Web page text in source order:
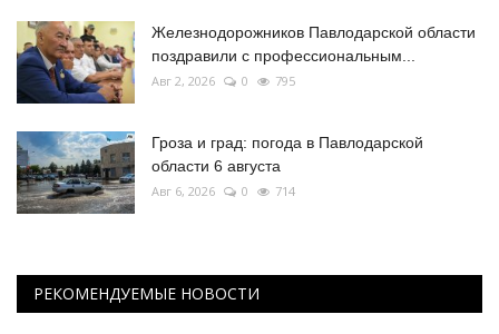
Железнодорожников Павлодарской области
поздравили с профессиональным...
Авг 2, 2026 0 795
Гроза и град: погода в Павлодарской
области 6 августа
Авг 6, 2026 0 714
РЕКОМЕНДУЕМЫЕ НОВОСТИ